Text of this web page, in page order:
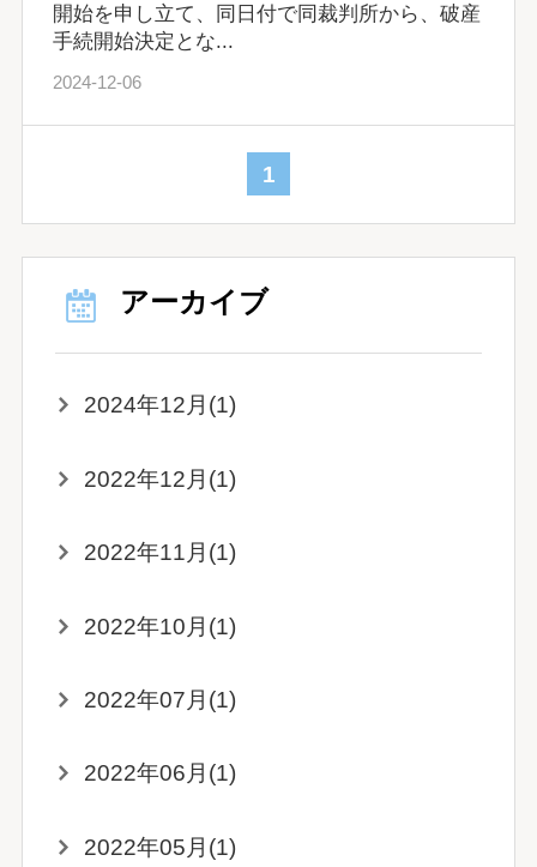
開始を申し立て、同日付で同裁判所から、破産
手続開始決定とな...
2024-12-06
1
アーカイブ
2024年12月(1)
2022年12月(1)
2022年11月(1)
2022年10月(1)
2022年07月(1)
2022年06月(1)
2022年05月(1)